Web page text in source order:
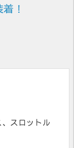
！
スロットル